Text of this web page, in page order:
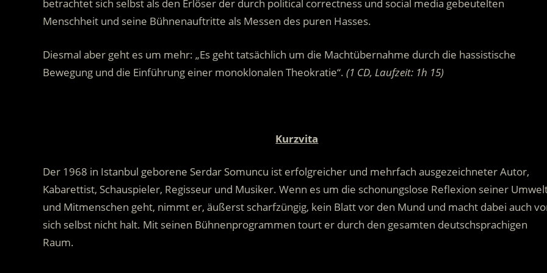
betrachtet sich selbst als den Erlöser der durch political correctness und social media gebeutelten
Menschheit und seine Bühnenauftritte als Messen des puren Hasses.
Diesmal aber geht es um mehr: „Es geht tatsächlich um die Machtübernahme durch die hassistische
Bewegung und die Einführung einer monoklonalen Theokratie“. (1 CD, Laufzeit: 1h 15)
Kurzvita
Der 1968 in Istanbul geborene Serdar Somuncu ist erfolgreicher und mehrfach ausgezeichneter Autor,
Kabarettist, Schauspieler, Regisseur und Musiker. Wenn es um die schonungslose Reflexion seiner
und Mitmenschen geht, nimmt er, äußerst scharfzüngig, kein Blatt vor den Mund und macht dabei auch
sich selbst nicht halt. Mit seinen Bühnenprogrammen tourt er durch den gesamten deutschsprachigen
Raum.